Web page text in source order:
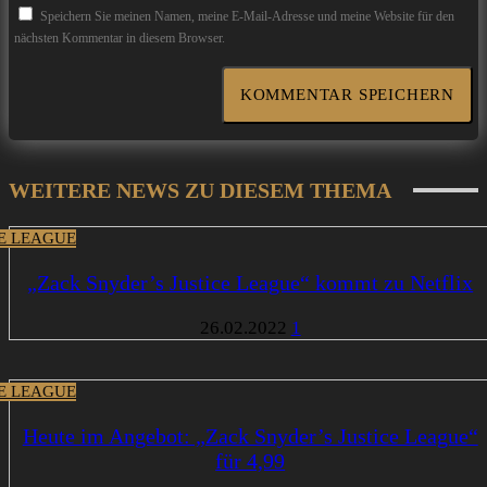
Speichern Sie meinen Namen, meine E-Mail-Adresse und meine Website für den
nächsten Kommentar in diesem Browser.
WEITERE NEWS ZU DIESEM THEMA
LEAGUE
„Zack Snyder’s Justice League“ kommt zu Netflix
26.02.2022 1
LEAGUE
Heute im Angebot: „Zack Snyder’s Justice League“
für 4,99